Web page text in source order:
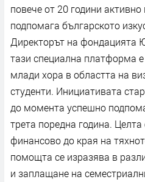
повече от 20 години
подпомага българското
Директорът на фондацията
тази специална платформа
млади хора в областта на
студенти. Инициативата
до момента успешно
трета поредна година.
финансово до края на
помощта се изразява в
и заплащане на